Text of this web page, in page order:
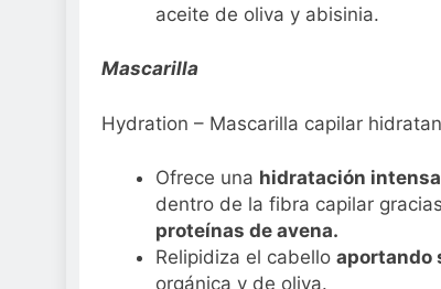
aceite de oliva y abisinia.
Mascarilla
Hydration – Mascarilla capilar
Ofrece una hidratación intensa
dentro de la fibra capilar
proteínas de avena.
Relipidiza el cabello aportando
orgánica y de oliva.